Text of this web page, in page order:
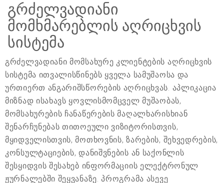
გრძელვადიანი
მომხმარებლის აღრიცხვის
სისტემა
გრძელვადიანი მომსახურე კლიენტების აღრიცხვის
სისტემა ითვალისწინებს ყველა სამუშაოსა და
ურთიერთ ანგარიშსწორების აღრიცხვას. აპლიკაცია
მიზნად ისახავს ყოვლისმომცველ მუშაობას,
მომსახურების ჩანაწერების მაღალხარისხიან
შენარჩუნებას თითოეული ვიზიტორისთვის,
მყიდველისთვის, მოთხოვნის, ზარების, შეხვედრების,
კონსულტაციების, დანიშვნების ან საქონლის
შესყიდვის შესახებ ინფორმაციის ელექტრონულ
ჟურნალებში შეყვანაზე. პროგრამა ასევე